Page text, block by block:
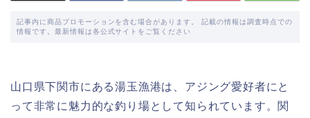
記事内に商品プロモーションを含む場合があります。 記載の情報は調査時点での
情報です。最新情報は各公式サイトをご覧ください
山口県下関市にある湯玉漁港は、アジング愛好者にと
って非常に魅力的な釣り場として知られています。関